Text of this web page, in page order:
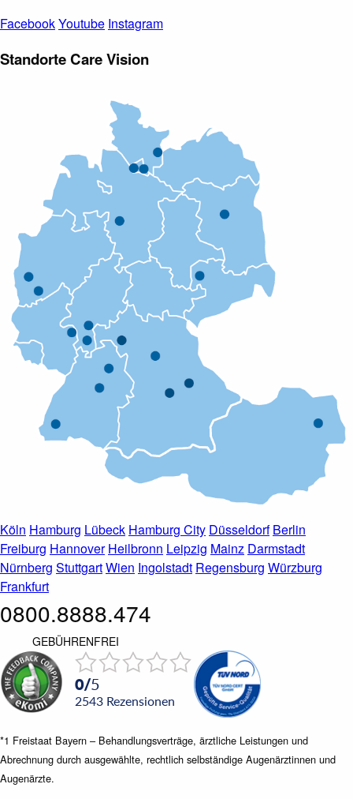
FacebookYoutube Instagram
Standorte Care Vision
Köln Hamburg Lübeck Hamburg City Düsseldorf Berlin
Freiburg Hannover Heilbronn Leipzig Mainz Darmstadt
Nürnberg StuttgartWien Ingolstadt Regensburg Würzburg
Frankfurt
0800.8888.474
GEBÜHRENFREI
0/5
2543 Rezensionen
*1 Freistaat Bayern – Behandlungsverträge, ärztliche Leistungen und
Abrechnung durch ausgewählte, rechtlich selbständige Augenärztinnen und
Augenärzte.